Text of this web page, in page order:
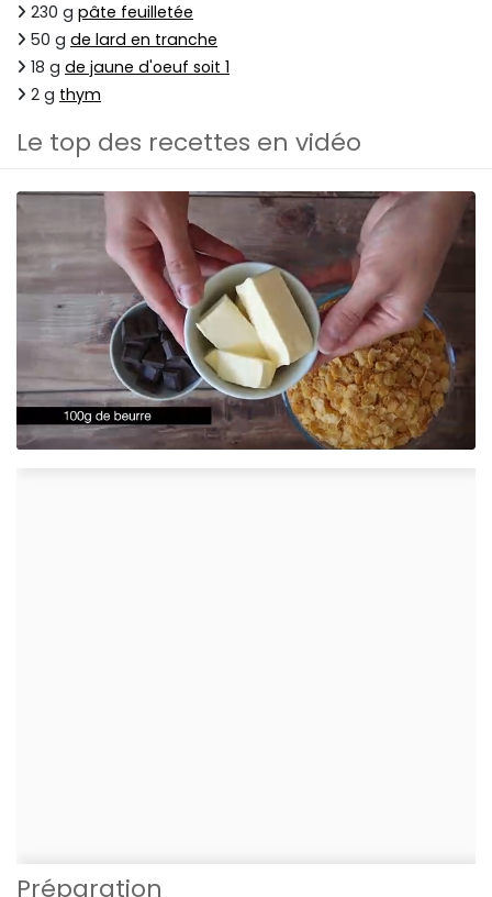
230 g pâte feuilletée
50 g de lard en tranche
18 g de jaune d'oeuf soit 1
2 g thym
Le top des recettes en vidéo
Préparation